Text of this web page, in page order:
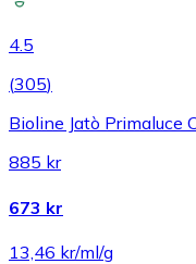
4.5
(305)
Bioline Jatò Primaluce
885 kr
673 kr
13,46 kr/ml/g